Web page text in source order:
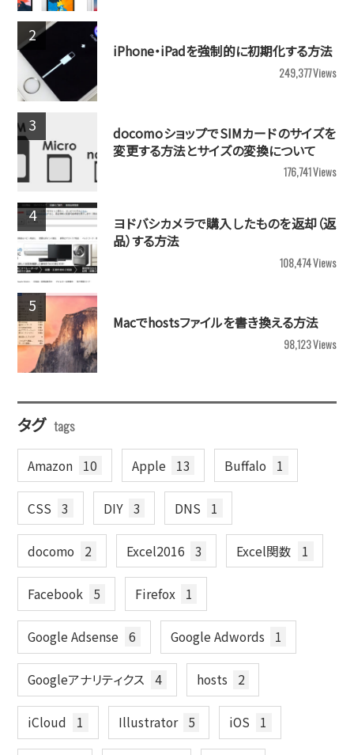
iPhone・iPadを強制的に初期化する方法
249,377Views
docomoショップでSIMカードのサイズを
変更する方法とサイズの変換について
176,741Views
ヨドバシカメラで購入したものを返却（返
品）する方法
108,474Views
Macでhostsファイルを書き換える方法
98,123Views
タグ
Amazon 10 Apple 13 Buffalo 1
CSS 3 DIY 3 DNS 1
docomo 2 Excel2016 3 Excel関数 1
Facebook 5 Firefox 1
Google Adsense 6 Google Adwords 1
Googleアナリティクス 4 hosts 2
iCloud 1 Illustrator 5 iOS 1